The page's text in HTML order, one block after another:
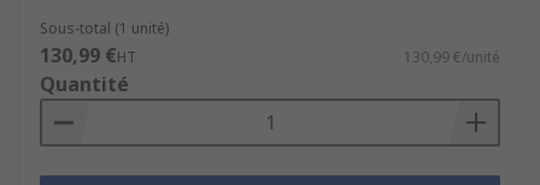
Sous-total (1 unité)
130,99 €HT 130,99 €/unité
Quantité